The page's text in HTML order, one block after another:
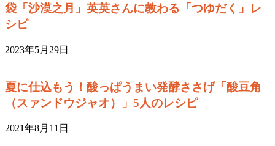
袋「沙漠之月」英英さんに教わる「つゆだく」レ
シピ
2023年5月29日
夏に仕込もう！酸っぱうまい発酵ささげ「酸豆角
（スァンドウジャオ）」5人のレシピ
2021年8月11日